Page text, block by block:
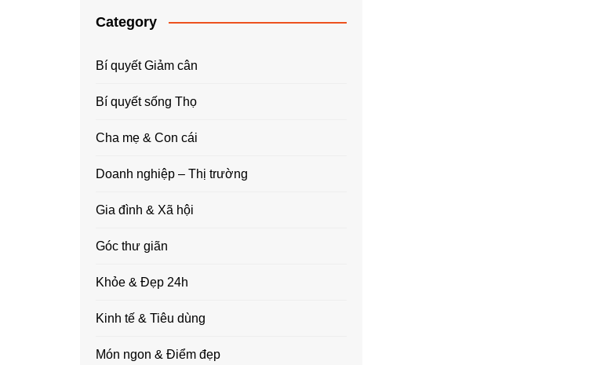
Category
Bí quyết Giảm cân
Bí quyết sống Thọ
Cha mẹ & Con cái
Doanh nghiệp – Thị trường
Gia đình & Xã hội
Góc thư giãn
Khỏe & Đẹp 24h
Kinh tế & Tiêu dùng
Món ngon & Điểm đẹp